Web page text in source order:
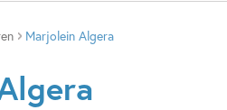
Marjolein Algera